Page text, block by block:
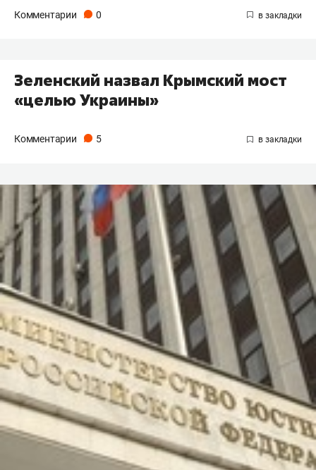
Комментарии 0
Зеленский назвал Крымский мост
«целью Украины»
Комментарии 5